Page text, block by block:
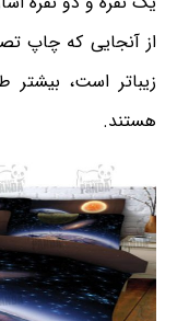
از آنجایی که چاپ
زیباتر است،
هستند.